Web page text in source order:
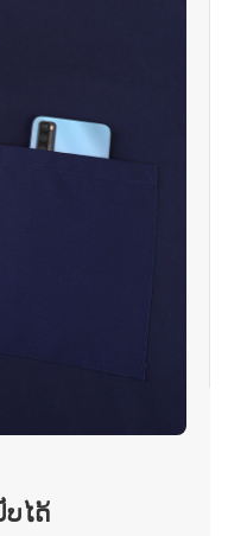
ບໄດ້